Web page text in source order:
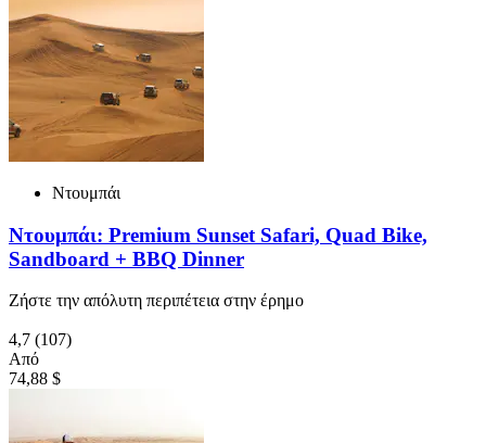
Ντουμπάι
Ντουμπάι: Premium Sunset Safari, Quad Bike,
Sandboard + BBQ Dinner
Ζήστε την απόλυτη περιπέτεια στην έρημο
4,7 (107)
Από
74,88 $